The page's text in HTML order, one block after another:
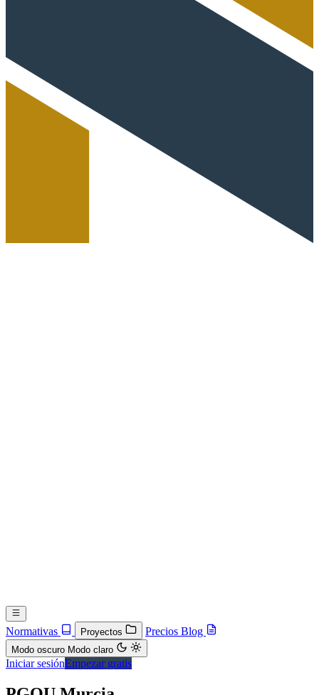
Normativas Proyectos Precios Blog
Modo oscuro Modo claro
Iniciar sesiónEmpezar gratis